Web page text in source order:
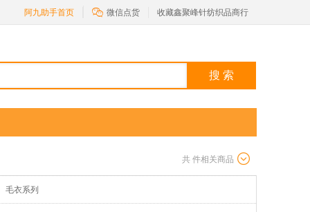
阿九助手首页  微信点货 收藏鑫聚峰针纺织品商行
搜 索
共 件相关商品
毛衣系列